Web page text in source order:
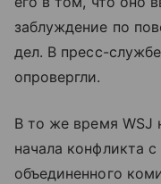
заблуждение по
дел. В пресс-
опровергли.
В то же время WSJ
начала конфликта
объединенного